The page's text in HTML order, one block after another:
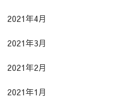
2021年4月
2021年3月
2021年2月
2021年1月